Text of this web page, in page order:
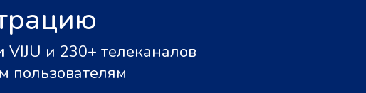
и 230+ телеканалов
пользователям